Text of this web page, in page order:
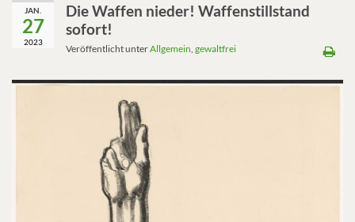
JAN.
27
2023
Die Waffen nieder! Waffenstillstand
sofort!
Veröffentlicht unterAllgemein gewaltfrei